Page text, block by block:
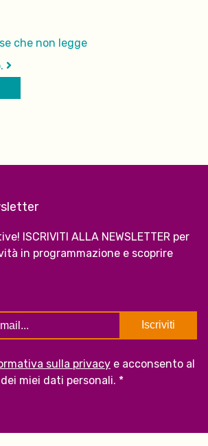
che non legge
ISCRIVITI ALLA NEWSLETTER per
in programmazione e scoprire
sulla privacy e acconsento al
miei dati personali. *